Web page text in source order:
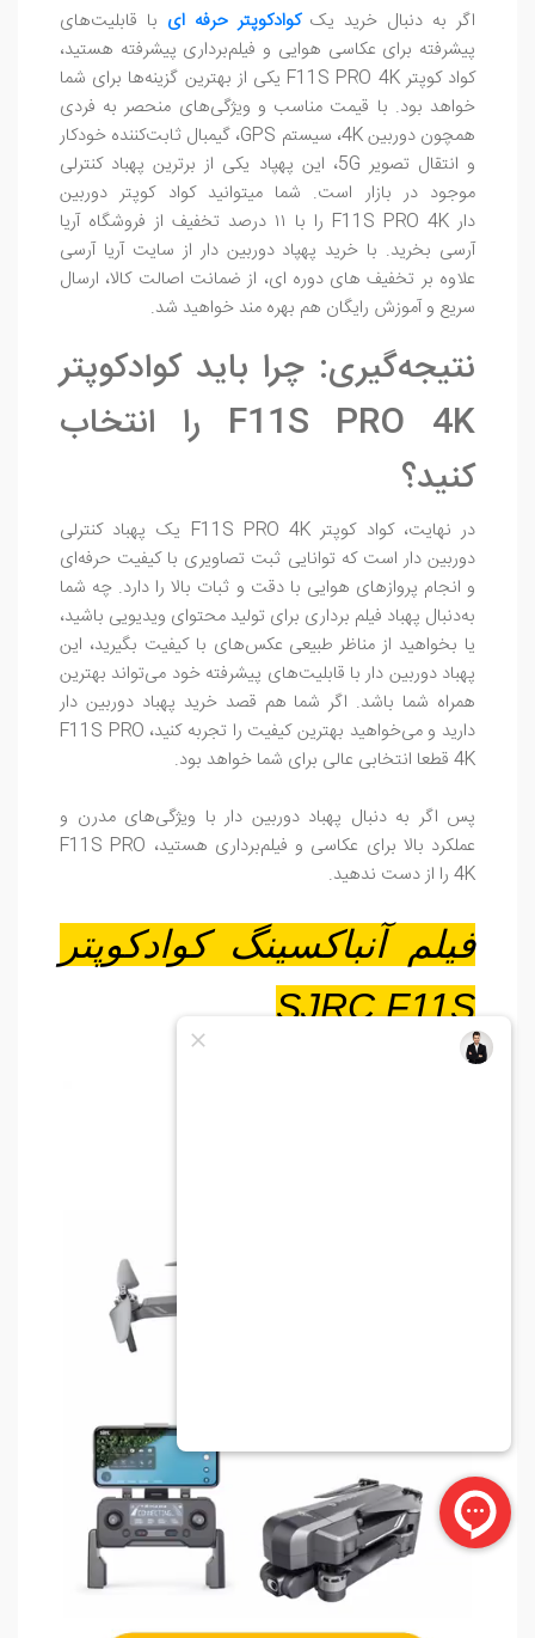
اگر به دنبال خرید یککوادکوپتر حرفه ای با قابلیت‌های
پیشرفته برای عکاسی هوایی و فیلم‌برداری پیشرفته هستید،
کواد کوپتر F11S PRO 4K یکی از بهترین گزینه‌ها برای شما
خواهد بود. با قیمت مناسب و ویژگی‌های منحصر به فردی
همچون دوربین 4K، سیستم GPS، گیمبال ثابت‌کننده خودکار
و انتقال تصویر 5G، این پهپاد یکی از برترین پهباد کنترلی
موجود در بازار است. شما میتوانید کواد کوپتر دوربین
دار F11S PRO 4K را با ۱۱ درصد تخفیف از فروشگاه آریا
آرسی بخرید. با خرید پهپاد دوربین دار از سایت آریا آرسی
علاوه بر تخفیف های دوره ای، از ضمانت اصالت کالا، ارسال
سریع و آموزش رایگان هم بهره مند خواهید شد.
نتیجه‌گیری: چرا باید کوادکوپتر
F11S PRO 4K را انتخاب
کنید؟
در نهایت، کواد کوپتر F11S PRO 4K یک پهباد کنترلی
دوربین دار است که توانایی ثبت تصاویری با کیفیت حرفه‌ای
و انجام پروازهای هوایی با دقت و ثبات بالا را دارد. چه شما
به‌دنبال پهباد فیلم برداری برای تولید محتوای ویدیویی باشید،
یا بخواهید از مناظر طبیعی عکس‌های با کیفیت بگیرید، این
پهباد دوربین دار با قابلیت‌های پیشرفته خود می‌تواند بهترین
همراه شما باشد. اگر شما هم قصد خرید پهباد دوربین دار
دارید و می‌خواهید بهترین کیفیت را تجربه کنید، F11S PRO
4K قطعا انتخابی عالی برای شما خواهد بود.
پس اگر به دنبال پهباد دوربین دار با ویژگی‌های مدرن و
عملکرد بالا برای عکاسی و فیلم‌برداری هستید، F11S PRO
4K را از دست ندهید.
فیلم آنباکسینگ کوادکوپتر
SJRC F11S